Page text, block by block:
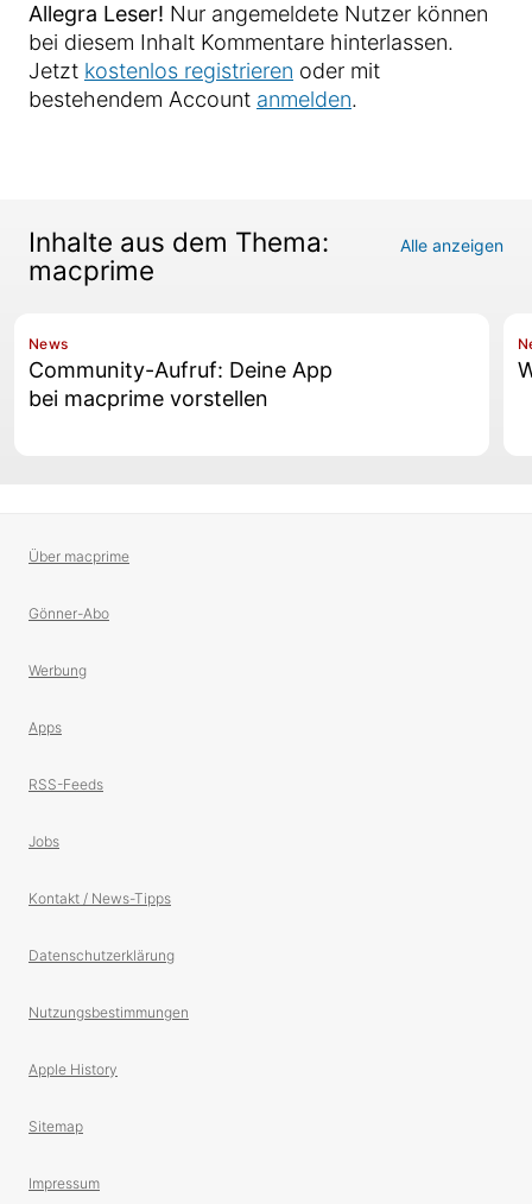
Allegra Leser! Nur angemeldete Nutzer können
bei diesem Inhalt Kommentare hinterlassen.
Jetzt kostenlos registrieren oder mit
bestehendem Account anmelden.
Inhalte aus dem Thema:
macprime
Alle anzeigen
News
Community-Aufruf: Deine App
bei macprime vorstellen
Über macprime
Gönner-Abo
Werbung
Apps
RSS-Feeds
Jobs
Kontakt / News-Tipps
Datenschutzerklärung
Nutzungsbestimmungen
Apple History
Sitemap
Impressum